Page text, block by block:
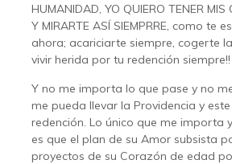
HUMANIDAD, YO QUIERO TENER MIS
Y MIRARTE ASÍ SIEMPRRE, como te
ahora; acariciarte siempre, cogerte
vivir herida por tu redención siempre!!
Y no me importa lo que pase y no
me pueda llevar la Providencia y
redención. Lo único que me importa
es que el plan de su Amor subsista
proyectos de su Corazón de edad